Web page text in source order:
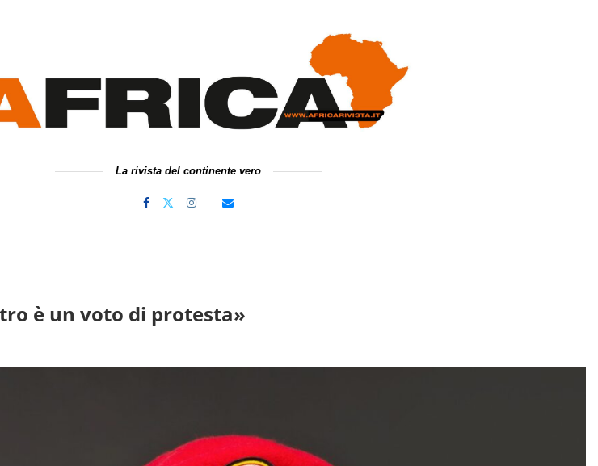
La rivista del continente vero
è un voto di protesta»